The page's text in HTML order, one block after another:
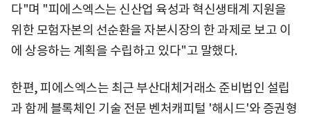
다"며 "피에스엑스는 신산업 육성과 혁신생태계 지원을
위한 모험자본의 선순환을 자본시장의 한 과제로 보고 이
에 상응하는 계획을 수립하고 있다"고 말했다.
한편, 피에스엑스는 최근 부산대체거래소 준비법인 설립
과 함께 블록체인 기술 전문 벤처캐피털 '해시드'와 증권형